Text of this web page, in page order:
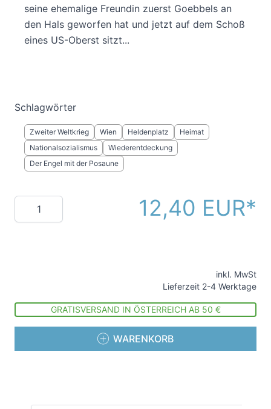
seine ehemalige Freundin zuerst Goebbels an
den Hals geworfen hat und jetzt auf dem Schoß
eines US-Oberst sitzt...
Schlagwörter
Zweiter Weltkrieg Wien Heldenplatz
Heimat
Nationalsozialismus
Wiederentdeckung
Der Engel mit der Posaune
Menge 12,40 EUR
inkl. MwSt
Lieferzeit 2-4 Werktage
GRATISVERSAND IN ÖSTERREICH AB 50 €
WARENKORB